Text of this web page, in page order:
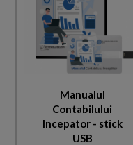
Manualul
Contabilului
Incepator - stick
USB